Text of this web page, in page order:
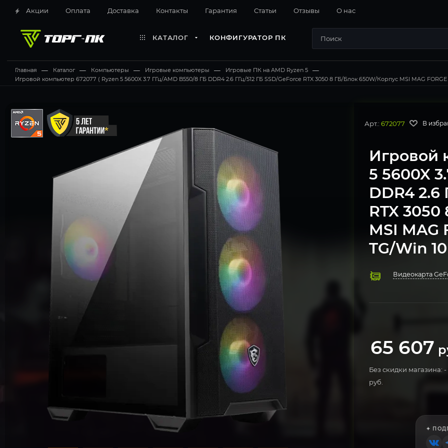
Акции Оплата Доставка Контакты Гарантия Cтатьи Отзывы О нас
КАТАЛОГ КОНФИГУРАТОР ПК
Главная — Каталог — Компьютеры — Игровые компьютеры — Игровые ПК на AMD Ryzen 5 —
Игровой компьютер 672077 ( Ryzen 5 5600X 3.7 ГГц/AMD B550/8 ГБ DDR4 2.6 ГГц/512 ГБ SSD/GeForce RTX 3050 8 ГБ/Блок 650W/Корпус MSI MAG FORGE
Арт.: 672077 В
Игровой
5 5600X
DDR4 2.6
RTX
MSI MAG
TG/Win
Видеокарта
65 607
Без скидки магазина: -
руб.
✦